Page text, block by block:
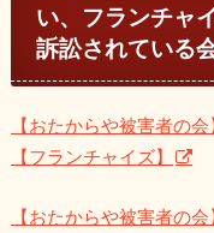
い、フランチャ
訴訟されている
【おたからや被害者の
【フランチャイズ】
【おたからや被害者の